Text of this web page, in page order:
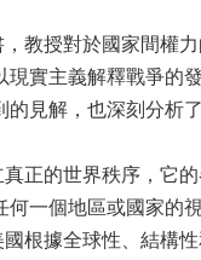
授對於國家間權
實主義解釋戰爭的
見解，也深刻分析
的世界秩序，它
一個地區或國家的
據全球性、結構